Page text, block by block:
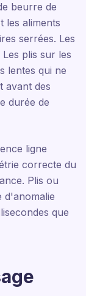
beurre de
les aliments
serrées. Les
plis sur les
lentes qui ne
avant des
durée de
ligne
correcte du
Plis ou
d'anomalie
que